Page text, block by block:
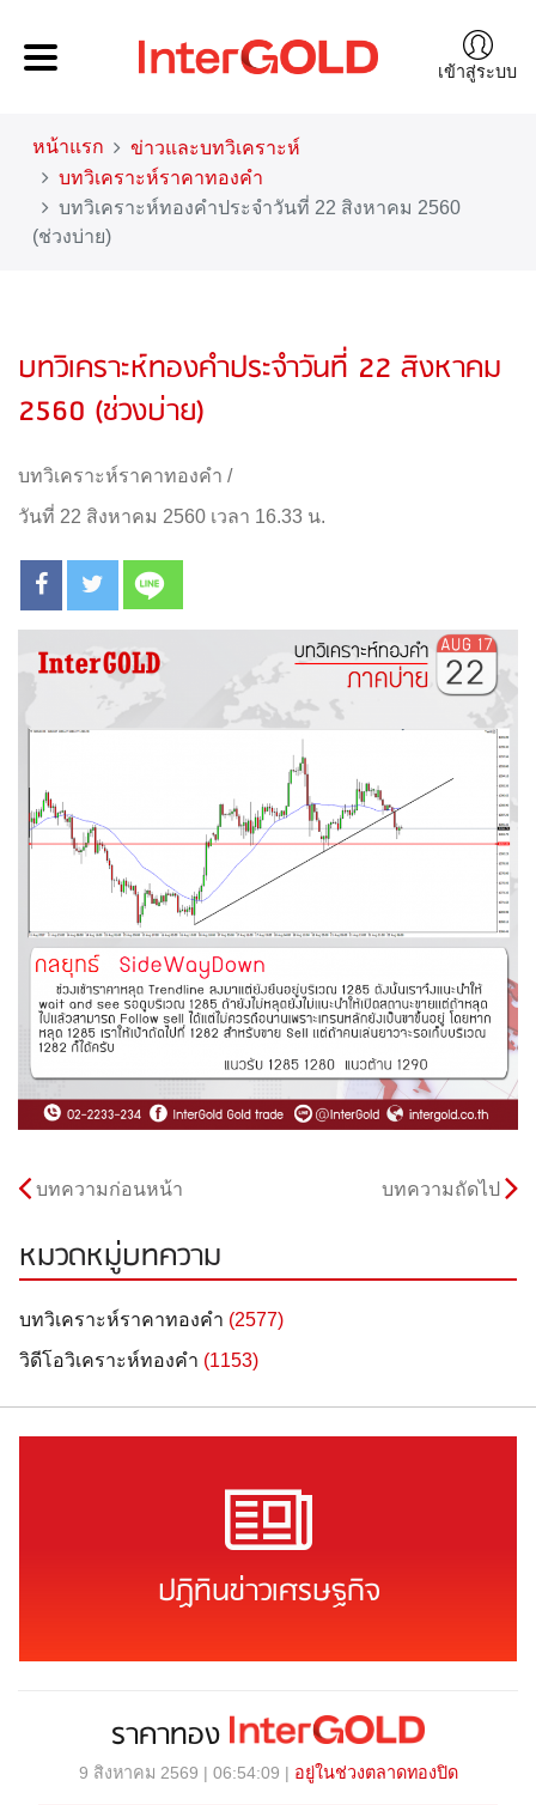
เข้าสู่ระบบ
หน้าแรก
ข่าวและบทวิเคราะห์
บทวิเคราะห์ราคาทองคำ
บทวิเคราะห์ทองคำประจำวันที่ 22 สิงหาคม 2560
(ช่วงบ่าย)
บทวิเคราะห์ทองคำประจำวันที่ 22 สิงหาคม
2560 (ช่วงบ่าย)
บทวิเคราะห์ราคาทองคำ /
วันที่ 22 สิงหาคม 2560 เวลา 16.33 น.
บทความก่อนหน้า บทความถัดไป
หมวดหมู่บทความ
บทวิเคราะห์ราคาทองคำ (2577)
วิดีโอวิเคราะห์ทองคำ (1153)
ปฏิทินข่าวเศรษฐกิจ
ราคาทอง
9 สิงหาคม 2569 | 06:54:09 | อยู่ในช่วงตลาดทองปิด